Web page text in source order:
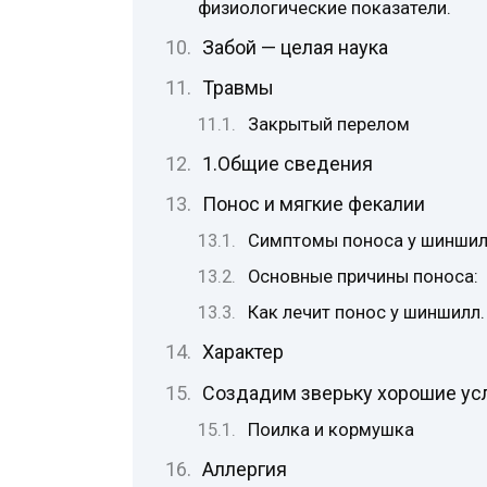
физиологические показатели.
Забой — целая наука
Травмы
Закрытый перелом
1.Общие сведения
Понос и мягкие фекалии
Симптомы поноса у
Основные причины поноса:
Как лечит понос у шиншилл.
Характер
Создадим зверьку хорошие
Поилка и кормушка
Аллергия